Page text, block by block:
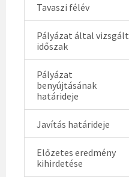
Tavaszi félév
Pályázat által vizsgált
időszak
Pályázat
benyújtásának
határideje
Javítás határideje
Előzetes eredmény
kihirdetése